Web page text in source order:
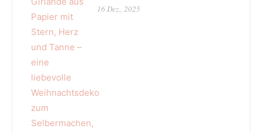
16 Dez., 2025